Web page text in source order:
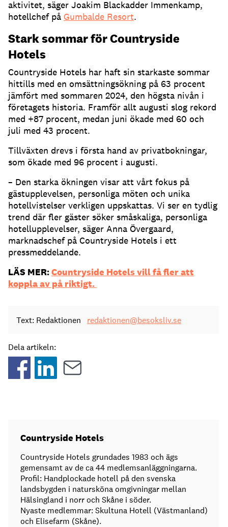
aktivitet, säger Joakim Blackadder Immenkamp,
hotellchef på Gumbalde Resort.
Stark sommar för Countryside
Hotels
Countryside Hotels har haft sin starkaste sommar
hittills med en omsättningsökning på 63 procent
jämfört med sommaren 2024, den högsta nivån i
företagets historia. Framför allt augusti slog rekord
med +87 procent, medan juni ökade med 60 och
juli med 43 procent.
Tillväxten drevs i första hand av privatbokningar,
som ökade med 96 procent i augusti.
– Den starka ökningen visar att vårt fokus på
gästupplevelsen, personliga möten och unika
hotellvistelser verkligen uppskattas. Vi ser en tydlig
trend där fler gäster söker småskaliga, personliga
hotellupplevelser, säger Anna Övergaard,
marknadschef på Countryside Hotels i ett
pressmeddelande.
LÄS MER:Countryside Hotels vill få fler att
koppla av på riktigt.
Text: Redaktionen redaktionen@besoksliv.se
Dela artikeln:
Countryside Hotels
Countryside Hotels grundades 1983 och ägs
gemensamt av de ca 44 medlemsanläggningarna.
Profil: Handplockade hotell på den svenska
landsbygden i natursköna omgivningar mellan
Hälsingland i norr och Skåne i söder.
Nyaste medlemmar: Skultuna Hotell (Västmanland)
och Elisefarm (Skåne).